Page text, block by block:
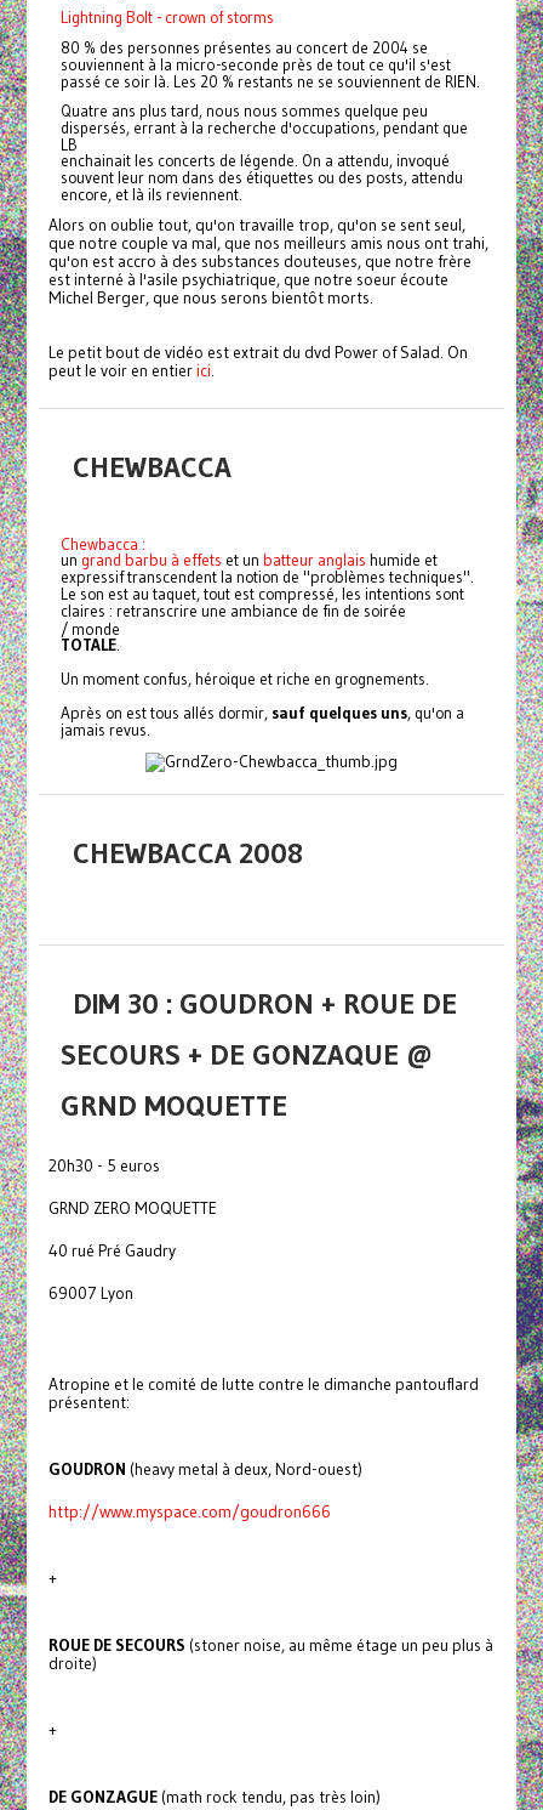
Lightning Bolt - crown of storms
80 % des personnes présentes au concert de 2004 se
souviennent à la micro-seconde près de tout ce qu'il s'est
passé ce soir là. Les 20 % restants ne se souviennent de RIEN.
Quatre ans plus tard, nous nous sommes quelque peu
dispersés, errant à la recherche d'occupations, pendant que
LB
enchainait les concerts de légende. On a attendu, invoqué
souvent leur nom dans des étiquettes ou des posts, attendu
encore, et là ils reviennent.
Alors on oublie tout, qu'on travaille trop, qu'on se sent seul,
que notre couple va mal, que nos meilleurs amis nous ont trahi,
qu'on est accro à des substances douteuses, que notre frère
est interné à l'asile psychiatrique, que notre soeur écoute
Michel Berger, que nous serons bientôt morts.
Le petit bout de vidéo est extrait du dvd Power of Salad. On
peut le voir en entierici.
CHEWBACCA
Chewbacca :
un grand barbu à effets et un batteur anglais humide et
expressif transcendent la notion de "problèmes techniques".
Le son est au taquet, tout est compressé, les intentions sont
claires : retranscrire une ambiance de fin de soirée
/ monde
TOTALE.
Un moment confus, héroique et riche en grognements.
Après on est tous allés dormir, sauf quelques uns, qu'on a
jamais revus.
CHEWBACCA 2008
DIM 30 : GOUDRON + ROUE DE
SECOURS + DE GONZAQUE @
GRND MOQUETTE
20h30 - 5 euros
GRND ZERO MOQUETTE
40 rué Pré Gaudry
69007 Lyon
Atropine et le comité de lutte contre le dimanche pantouflard
présentent:
GOUDRON (heavy metal à deux, Nord-ouest)
http://www.myspace.com/goudron666
+
ROUE DE SECOURS (stoner noise, au même étage un peu plus à
droite)
+
DE GONZAGUE(math rock tendu, pas très loin)